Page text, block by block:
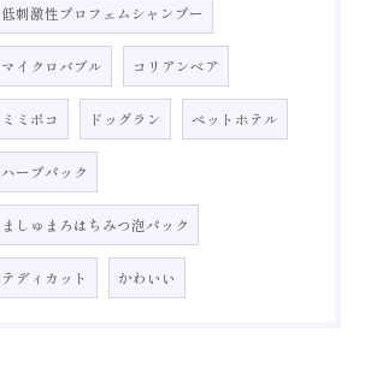
低刺激性プロフェムシャンプー
マイクロバブル コリアンベア
ミミポコ ドッグラン ペットホテル
ハーブパック
ましゅまろはちみつ泡パック
テディカット かわいい